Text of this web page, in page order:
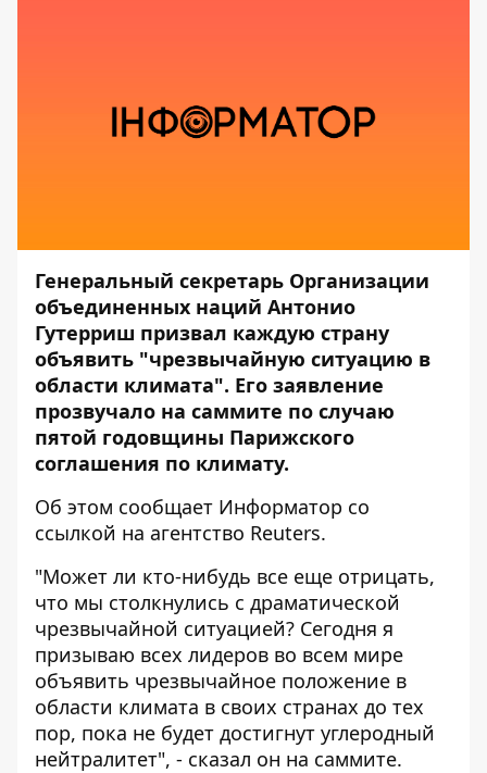
Генеральный секретарь Организации
объединенных наций Антонио
Гутерриш призвал каждую страну
объявить "чрезвычайную ситуацию в
области климата". Его заявление
прозвучало на саммите по случаю
пятой годовщины Парижского
соглашения по климату.
Об этом сообщает Информатор со
ссылкой на агентство Reuters.
"Может ли кто-нибудь все еще отрицать,
что мы столкнулись с драматической
чрезвычайной ситуацией? Cегодня я
призываю всех лидеров во всем мире
объявить чрезвычайное положение в
области климата в своих странах до тех
пор, пока не будет достигнут углеродный
нейтралитет", - сказал он на саммите.